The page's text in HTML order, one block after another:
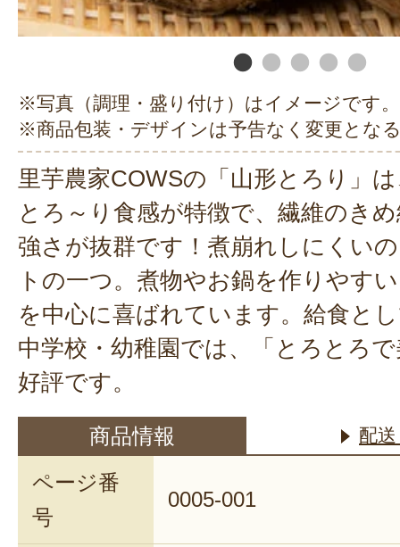
※写真（調理・盛り付け）はイメージです。
※商品包装・デザインは予告なく変更とな
里芋農家COWSの「山形とろり」
とろ～り食感が特徴で、繊維のき
強さが抜群です！煮崩れしにくい
トの一つ。煮物やお鍋を作りやす
を中心に喜ばれています。給食と
中学校・幼稚園では、「とろとろ
好評です。
商品情報 配
ページ番
号
0005-001